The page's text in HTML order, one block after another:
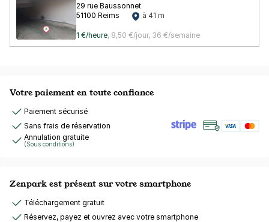
29 rue Baussonnet
51100 Reims
à 41 m
1 €/heure, 8,50 €/jour, 36 €/semaine
Votre paiement en toute confiance
Paiement sécurisé
Sans frais de réservation
Annulation gratuite
(Sous conditions)
Zenpark est présent sur votre smartphone
Téléchargement gratuit
Réservez, payez et ouvrez avec votre smartphone